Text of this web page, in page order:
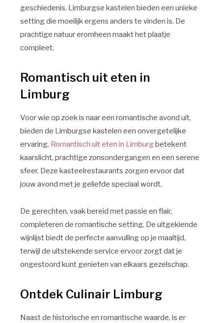
geschiedenis. Limburgse kastelen bieden een unieke
setting die moeilijk ergens anders te vinden is. De
prachtige natuur eromheen maakt het plaatje
compleet.
Romantisch uit eten in
Limburg
Voor wie op zoek is naar een romantische avond uit,
bieden de Limburgse kastelen een onvergetelijke
ervaring. Romantisch uit eten in Limburgbetekent
kaarslicht, prachtige zonsondergangen en een serene
sfeer. Deze kasteelrestaurants zorgen ervoor dat
jouw avond met je geliefde speciaal wordt.
De gerechten, vaak bereid met passie en flair,
completeren de romantische setting. De uitgekiende
wijnlijst biedt de perfecte aanvulling op je maaltijd,
terwijl de uitstekende service ervoor zorgt dat je
ongestoord kunt genieten van elkaars gezelschap.
Ontdek Culinair Limburg
Naast de historische en romantische waarde, is er